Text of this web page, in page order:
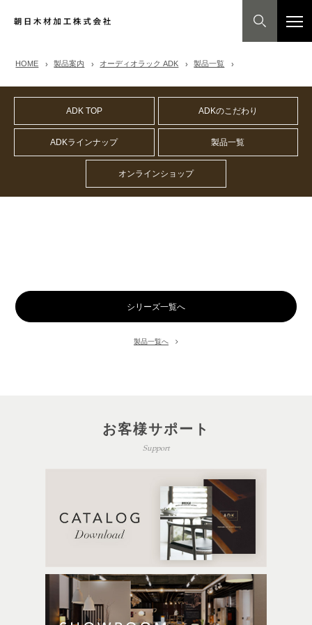
HOME 製品案内 オーディオラック ADK 製品一覧
ADK TOP ADKのこだわり
ADKラインナップ 製品一覧
オンラインショップ
シリーズ一覧へ
製品一覧へ
お客様サポート
Support